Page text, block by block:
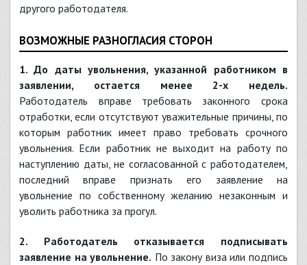
другого работодателя.
ВОЗМОЖНЫЕ РАЗНОГЛАСИЯ СТОРОН
1. До даты увольнения, указанной работником в
заявлении, остается менее 2-х недель.
Работодатель вправе требовать законного срока
отработки, если отсутствуют уважительные причины, по
которым работник имеет право требовать срочного
увольнения. Если работник не выходит на работу по
наступлению даты, не согласованной с работодателем,
последний вправе признать его заявление на
увольнение по собственному желанию незаконным и
уволить работника за прогул.
2. Работодатель отказывается подписывать
заявление на увольнение. По закону виза или подпись